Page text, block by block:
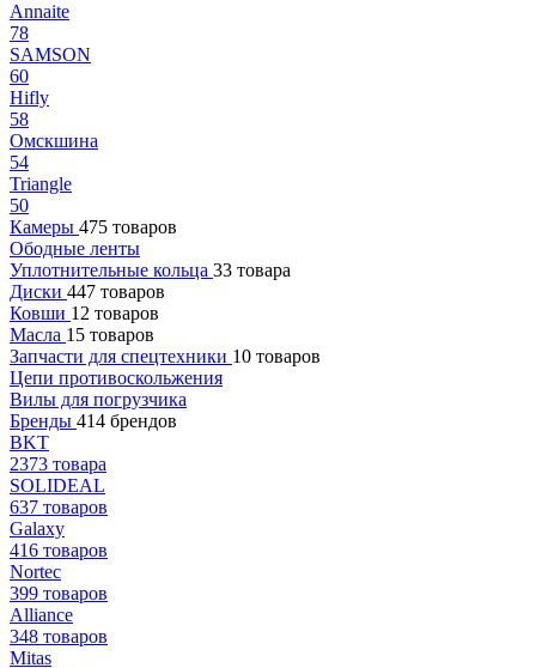
Annaite
78
SAMSON
60
Hifly
58
Омскшина
54
Triangle
50
Камеры 475 товаров
Ободные ленты
Уплотнительные кольца 33 товара
Диски 447 товаров
Ковши 12 товаров
Масла 15 товаров
Запчасти для спецтехники 10 товаров
Цепи противоскольжения
Вилы для погрузчика
Бренды 414 брендов
BKT
2373 товара
SOLIDEAL
637 товаров
Galaxy
416 товаров
Nortec
399 товаров
Alliance
348 товаров
Mitas